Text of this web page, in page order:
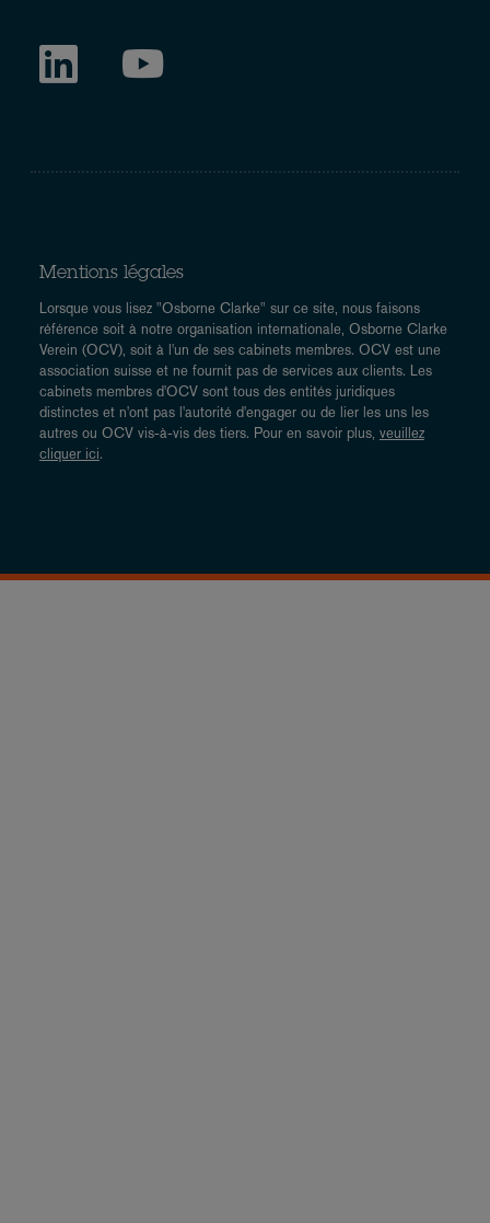
Mentions légales
Lorsque vous lisez "Osborne Clarke" sur ce site, nous faisons
référence soit à notre organisation internationale, Osborne Clarke
Verein (OCV), soit à l'un de ses cabinets membres. OCV est une
association suisse et ne fournit pas de services aux clients. Les
cabinets membres d'OCV sont tous des entités juridiques
distinctes et n'ont pas l'autorité d'engager ou de lier les uns les
autres ou OCV vis-à-vis des tiers. Pour en savoir plus, veuillez
cliquer ici.